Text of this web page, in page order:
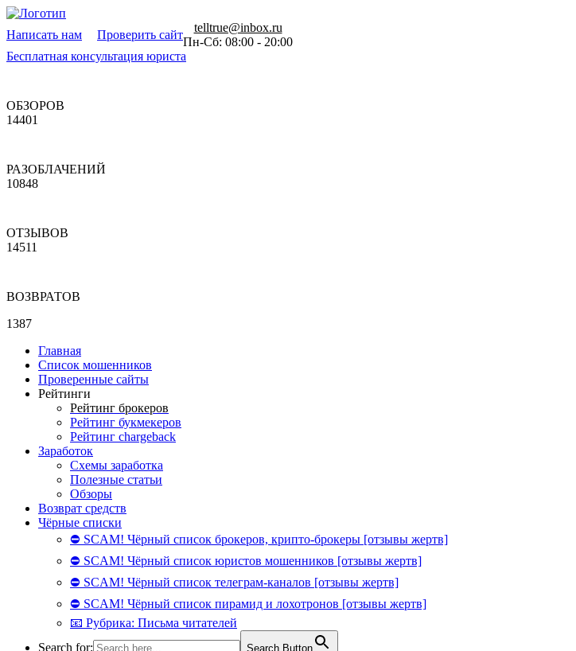
Написать нам Проверить сайт
telltrue@inbox.ru
Пн-Сб: 08:00 - 20:00
Бесплатная консультация юриста
ОБЗОРОВ
14401
РАЗОБЛАЧЕНИЙ
10848
ОТЗЫВОВ
14511
ВОЗВРАТОВ
1387
Главная
Список мошенников
Проверенные сайты
Рейтинги
Рейтинг брокеров
Рейтинг букмекеров
Рейтинг chargeback
Заработок
Схемы заработка
Полезные статьи
Обзоры
Возврат средств
Чёрные списки
⛔ SCAM! Чёрный список брокеров, крипто-брокеры [отзывы жертв]
⛔ SCAM! Чёрный список юристов мошенников [отзывы жертв]
⛔ SCAM! Чёрный список телеграм-каналов [отзывы жертв]
⛔ SCAM! Чёрный список пирамид и лохотронов [отзывы жертв]
📧 Рубрика: Письма читателей
Search for:
Search Button